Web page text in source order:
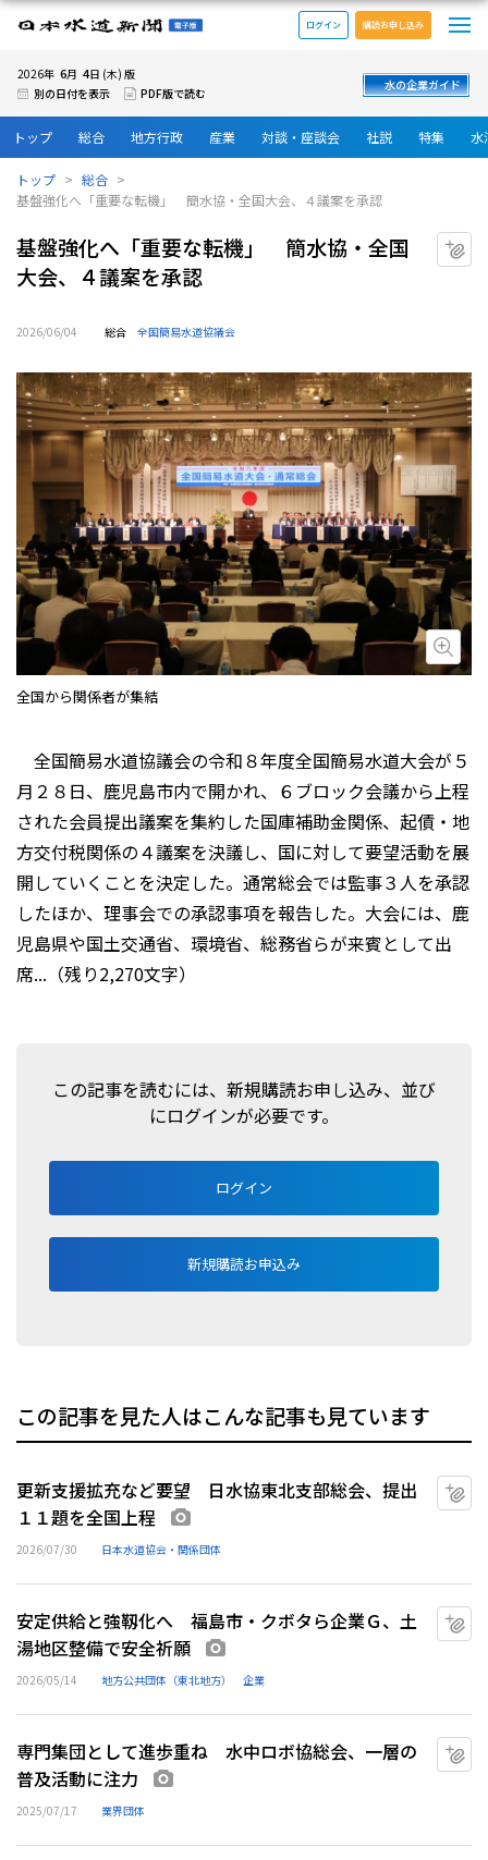
日本水道新聞 電子版
ログイン 購読お申し込み
2026年 6月 4日 (木) 版
別の日付を表示
PDF版で読む
水の企業ガイド
トップ 総合 地方行政 産業 対談・座談会 社説 特集 水
トップ
総合
基盤強化へ「重要な転機」 簡水協・全国大会、４議案を承認
基盤強化へ「重要な転機」 簡水協・全国
大会、４議案を承認
2026/06/04 総合 全国簡易水道協議会
画
全国から関係者が集結
全国簡易水道協議会の令和８年度全国簡易水道大会が５
月２８日、鹿児島市内で開かれ、６ブロック会議から上程
された会員提出議案を集約した国庫補助金関係、起債・地
方交付税関係の４議案を決議し、国に対して要望活動を展
開していくことを決定した。通常総会では監事３人を承認
したほか、理事会での承認事項を報告した。大会には、鹿
児島県や国土交通省、環境省、総務省らが来賓として出
席...（残り2,270文字）
この記事を読むには、新規購読お申し込み、並び
にログインが必要です。
ログイン
新規購読お申込み
この記事を見た人はこんな記事も見ています
更新支援拡充など要望 日水協東北支部総会、提出
１１題を全国上程
2026/07/30 日本水道協会・関係団体
安定供給と強靱化へ 福島市・クボタら企業Ｇ、土
湯地区整備で安全祈願
2026/05/14 地方公共団体（東北地方） 企業
専門集団として進歩重ね 水中ロボ協総会、一層の
普及活動に注力
2025/07/17 業界団体